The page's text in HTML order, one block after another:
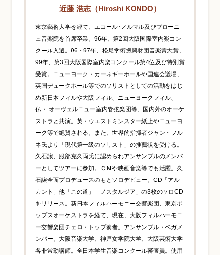
近藤 浩志（Hiroshi KONDO）
東京藝術大学を経て、エコール･ノルマル及びブローニ
ュ音楽院を首席卒業。96年、第2回大阪国際室内楽コン
クール入選。96・97年、松尾学術振興財団音楽賞大賞、
99年、第3回大阪国際室内楽コンクール第4位及び特別賞
受賞。ニューヨーク・カーネギーホールや国連会議場、
英国デュークホール等でのソリストとしての活動をはじ
め新日本フィルや大阪フィル、ニューヨークフィル、
仏・ オーヴェルニュー室内管弦楽団等、国内外のオーケ
ストラと共演。英・ウエストミンスター紙上やニューヨ
ーク等で絶賛される。また、世界的指揮者ジャン・フル
ネ氏より「現代第一級のソリスト」の推薦状を受ける。
久石譲、服部克久両氏に認められアンサンブルのメンバ
ーとしてツアーに参加。ＣＭや映画音楽等でも活躍。久
石譲全面プロデュースのもとソロデビュー。CD「アル
カント」他「この道」「ノスタルジア」の3枚のソロCD
をリリース。新日本フィルハーモニー交響楽団、東京ポ
ップスオーケストラを経て、現在、大阪フィルハーモニ
ー交響楽団チェロ・トップ奏者。アンサンブル・ベガメ
ンバー。大阪音楽大学、神戸女学院大学、大阪芸術大学
各非常勤講師。全日本学生音楽コンクール審査員。使用